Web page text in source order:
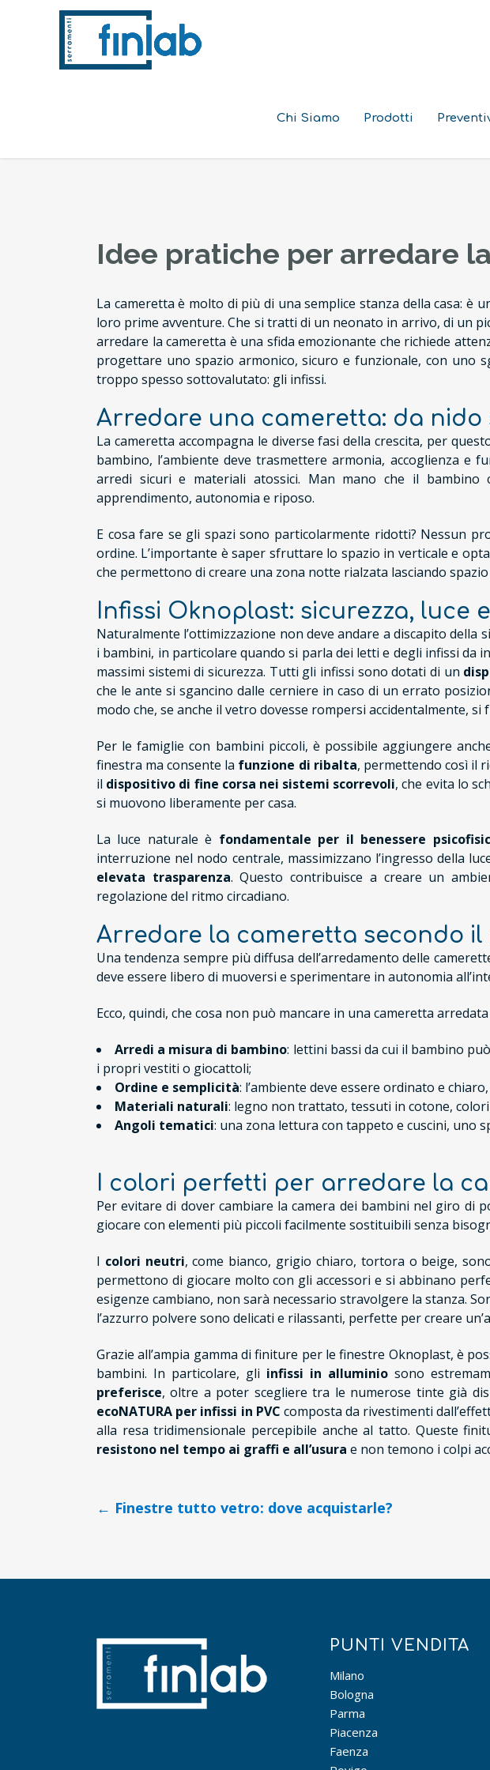
Chi Siamo Prodotti
Idee pratiche per arredare
La cameretta è molto di più di una semplice stanza della casa:
loro prime avventure. Che si tratti di un neonato in arrivo, di un
arredare la cameretta è una sfida emozionante che richiede
progettare uno spazio armonico, sicuro e funzionale, con uno
troppo spesso sottovalutato: gli infissi.
Arredare una cameretta: da
La cameretta accompagna le diverse fasi della crescita, per
bambino, l’ambiente deve trasmettere armonia, accoglienza
arredi sicuri e materiali atossici. Man mano che il bambino
apprendimento, autonomia e riposo.
E cosa fare se gli spazi sono particolarmente ridotti? Nessun
ordine. L’importante è saper sfruttare lo spazio in verticale e
che permettono di creare una zona notte rialzata lasciando
Infissi Oknoplast: sicurezza, luce
Naturalmente l’ottimizzazione non deve andare a discapito
i bambini, in particolare quando si parla dei letti e degli infissi da
massimi sistemi di sicurezza. Tutti gli infissi sono dotati di un
che le ante si sgancino dalle cerniere in caso di un errato
modo che, se anche il vetro dovesse rompersi accidentalmente,
Per le famiglie con bambini piccoli, è possibile aggiungere
finestra ma consente la funzione di ribalta, permettendo così il
il dispositivo di fine corsa nei sistemi scorrevoli, che evita lo
si muovono liberamente per casa.
La luce naturale è fondamentale per il benessere
interruzione nel nodo centrale, massimizzano l’ingresso della
elevata trasparenza. Questo contribuisce a creare un
regolazione del ritmo circadiano.
Arredare la cameretta secondo
Una tendenza sempre più diffusa dell’arredamento delle
deve essere libero di muoversi e sperimentare in autonomia
Ecco, quindi, che cosa non può mancare in una cameretta
Arredi a misura di bambino: lettini bassi da cui il bambino
i propri vestiti o giocattoli;
Ordine e semplicità: l’ambiente deve essere ordinato e
Materiali naturali: legno non trattato, tessuti in cotone,
Angoli tematici: una zona lettura con tappeto e cuscini, uno
I colori perfetti per arredare la
Per evitare di dover cambiare la camera dei bambini nel giro di
giocare con elementi più piccoli facilmente sostituibili senza
I colori neutri, come bianco, grigio chiaro, tortora o beige,
permettono di giocare molto con gli accessori e si abbinano
esigenze cambiano, non sarà necessario stravolgere la stanza.
l’azzurro polvere sono delicati e rilassanti, perfette per creare
Grazie all’ampia gamma di finiture per le finestre Oknoplast, è
bambini. In particolare, gli infissi in alluminio sono
preferisce, oltre a poter scegliere tra le numerose tinte già
ecoNATURA per infissi in PVC composta da rivestimenti
alla resa tridimensionale percepibile anche al tatto. Queste
resistono nel tempo ai graffi e all’usura e non temono i colpi
Navigazione
← Finestre tutto vetro: dove acquistarle?
PUNTI VENDITA
Milano
Bologna
Parma
Piacenza
Faenza